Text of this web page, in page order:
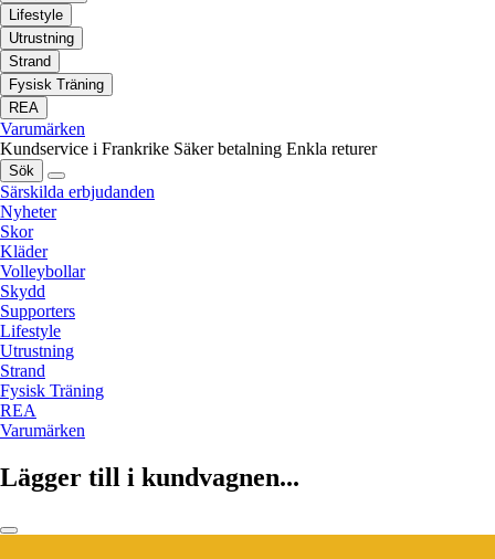
Lifestyle
Utrustning
Strand
Fysisk Träning
REA
Varumärken
Kundservice i Frankrike Säker betalning Enkla returer
Sök
Särskilda erbjudanden
Nyheter
Skor
Kläder
Volleybollar
Skydd
Supporters
Lifestyle
Utrustning
Strand
Fysisk Träning
REA
Varumärken
Lägger till i kundvagnen...